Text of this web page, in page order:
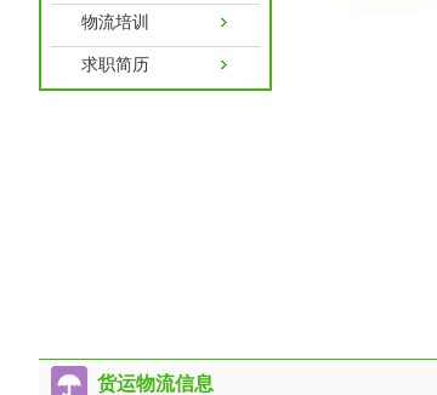
物流培训
求职简历
货运物流信息